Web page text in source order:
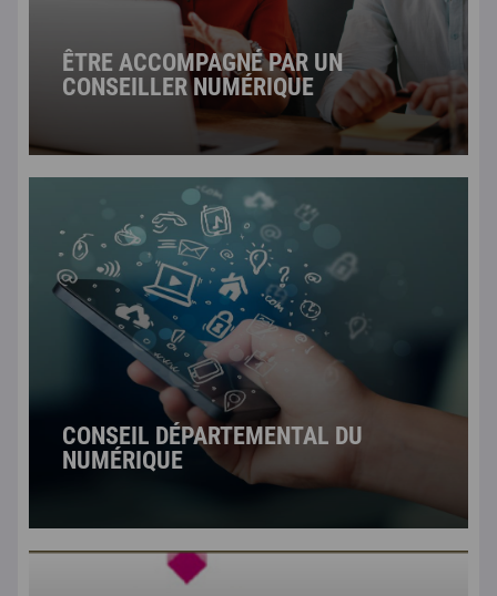
ÊTRE ACCOMPAGNÉ PAR UN
CONSEILLER NUMÉRIQUE
CONSEIL DÉPARTEMENTAL DU
NUMÉRIQUE